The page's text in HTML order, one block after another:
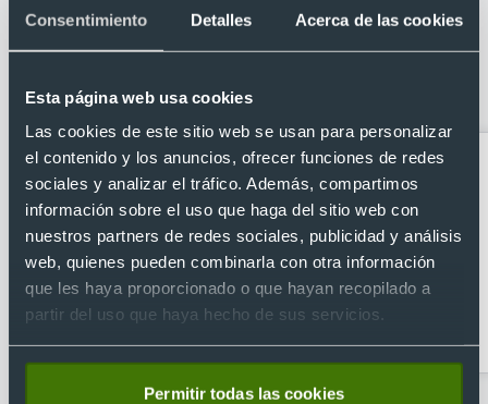
Consentimiento Detalles Acerca de las cookies
Esta página web usa cookies
Las cookies de este sitio web se usan para personalizar
el contenido y los anuncios, ofrecer funciones de redes
sociales y analizar el tráfico. Además, compartimos
información sobre el uso que haga del sitio web con
nuestros partners de redes sociales, publicidad y análisis
web, quienes pueden combinarla con otra información
que les haya proporcionado o que hayan recopilado a
partir del uso que haya hecho de sus servicios.
Permitir todas las cookies
Categorías relacionadas con Gorro
elástico personalizado
Gorras para niños
Gorras bordadas